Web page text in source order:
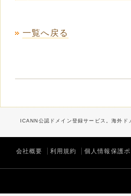
一覧へ戻る
ICANN公認ドメイン登録サービス。海外
会社概要 利用規約 個人情報保護